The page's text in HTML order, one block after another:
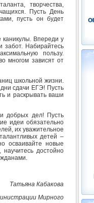
творчества,
Пусть День
пусть он будет
каникулы. Впереди у
забот. Набирайтесь
пользу.
многом зависят от
школьной жизни.
сдачи ЕГЭ! Пусть
и раскрывать ваши
добрых дел! Пусть
идеи обязательно
их уважительное
детей –
осваивайте новые
достойно
Татьяна Кабакова
Мирного